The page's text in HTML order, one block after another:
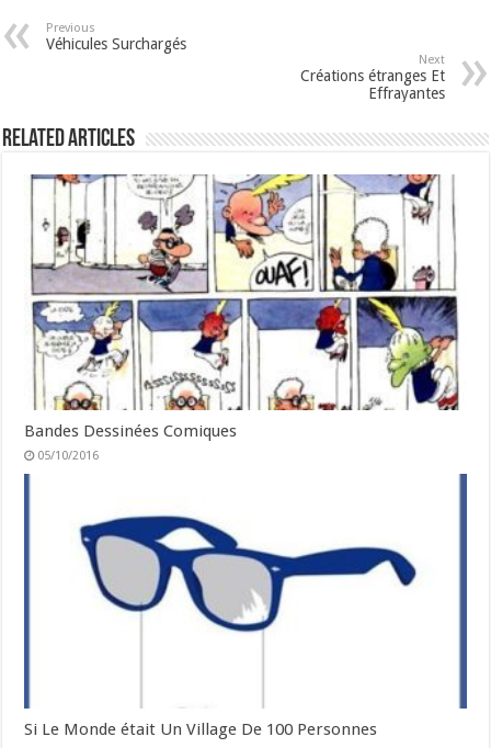
Previous
Véhicules Surchargés
Next
Créations étranges Et
Effrayantes
Related Articles
Bandes Dessinées Comiques
05/10/2016
Si Le Monde était Un Village De 100 Personnes